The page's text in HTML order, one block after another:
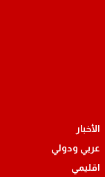
الأخبار
عربي ودولي
اقليمي